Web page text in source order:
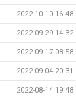
2022-10-10 16:48
2022-09-29 14:32
2022-09-17 08:58
2022-09-04 20:31
2022-08-14 19:48